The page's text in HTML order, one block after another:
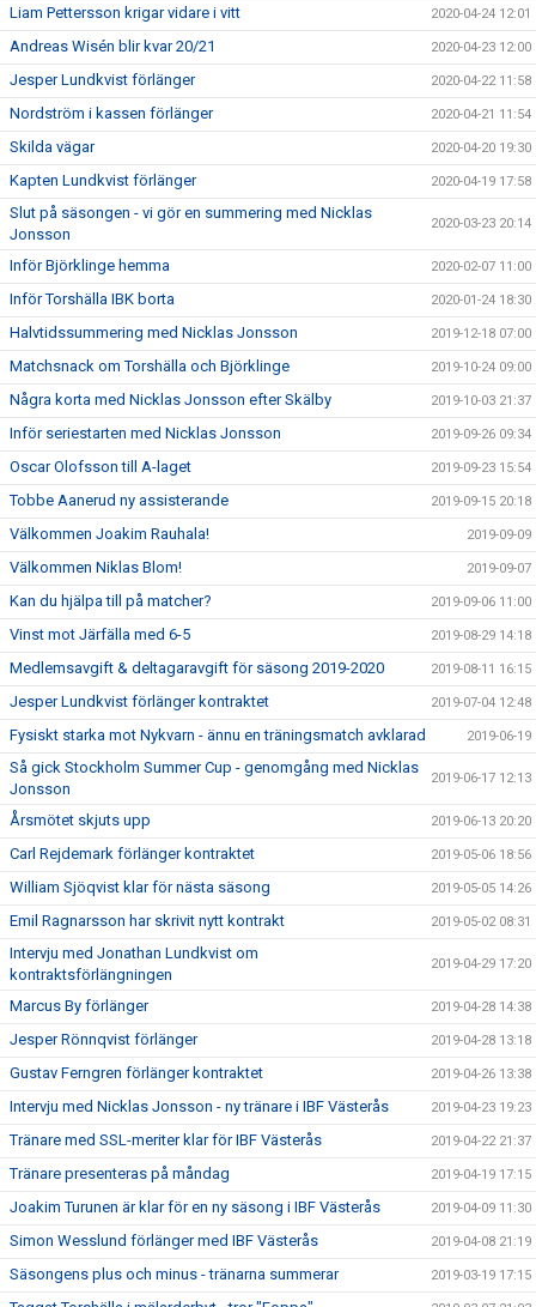
Liam Pettersson krigar vidare i vitt 2020-04-24 12:01
Andreas Wisén blir kvar 20/21 2020-04-23 12:00
Jesper Lundkvist förlänger 2020-04-22 11:58
Nordström i kassen förlänger 2020-04-21 11:54
Skilda vägar 2020-04-20 19:30
Kapten Lundkvist förlänger 2020-04-19 17:58
Slut på säsongen - vi gör en summering med Nicklas
Jonsson
2020-03-23 20:14
Inför Björklinge hemma 2020-02-07 11:00
Inför Torshälla IBK borta 2020-01-24 18:30
Halvtidssummering med Nicklas Jonsson 2019-12-18 07:00
Matchsnack om Torshälla och Björklinge 2019-10-24 09:00
Några korta med Nicklas Jonsson efter Skälby 2019-10-03 21:37
Inför seriestarten med Nicklas Jonsson 2019-09-26 09:34
Oscar Olofsson till A-laget 2019-09-23 15:54
Tobbe Aanerud ny assisterande 2019-09-15 20:18
Välkommen Joakim Rauhala! 2019-09-09
Välkommen Niklas Blom! 2019-09-07
Kan du hjälpa till på matcher? 2019-09-06 11:00
Vinst mot Järfälla med 6-5 2019-08-29 14:18
Medlemsavgift & deltagaravgift för säsong 2019-2020 2019-08-11 16:15
Jesper Lundkvist förlänger kontraktet 2019-07-04 12:48
Fysiskt starka mot Nykvarn - ännu en träningsmatch avklarad 2019-06-19
Så gick Stockholm Summer Cup - genomgång med Nicklas
Jonsson
2019-06-17 12:13
Årsmötet skjuts upp 2019-06-13 20:20
Carl Rejdemark förlänger kontraktet 2019-05-06 18:56
William Sjöqvist klar för nästa säsong 2019-05-05 14:26
Emil Ragnarsson har skrivit nytt kontrakt 2019-05-02 08:31
Intervju med Jonathan Lundkvist om
kontraktsförlängningen
2019-04-29 17:20
Marcus By förlänger 2019-04-28 14:38
Jesper Rönnqvist förlänger 2019-04-28 13:18
Gustav Ferngren förlänger kontraktet 2019-04-26 13:38
Intervju med Nicklas Jonsson - ny tränare i IBF Västerås 2019-04-23 19:23
Tränare med SSL-meriter klar för IBF Västerås 2019-04-22 21:37
Tränare presenteras på måndag 2019-04-19 17:15
Joakim Turunen är klar för en ny säsong i IBF Västerås 2019-04-09 11:30
Simon Wesslund förlänger med IBF Västerås 2019-04-08 21:19
Säsongens plus och minus - tränarna summerar 2019-03-19 17:15